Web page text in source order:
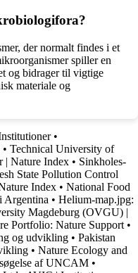
der normalt findes i et
spiller en
og bidrager til vigtige
materiale og
•
• Technical University of
| Nature Index • Sinkholes-
State Pollution Control
Index • National Food
Argentina • Helium-map.jpg:
Magdeburg (OVGU) |
Portfolio: Nature Support •
og udvikling • Pakistan
• Nature Ecology and
af UNCAM •